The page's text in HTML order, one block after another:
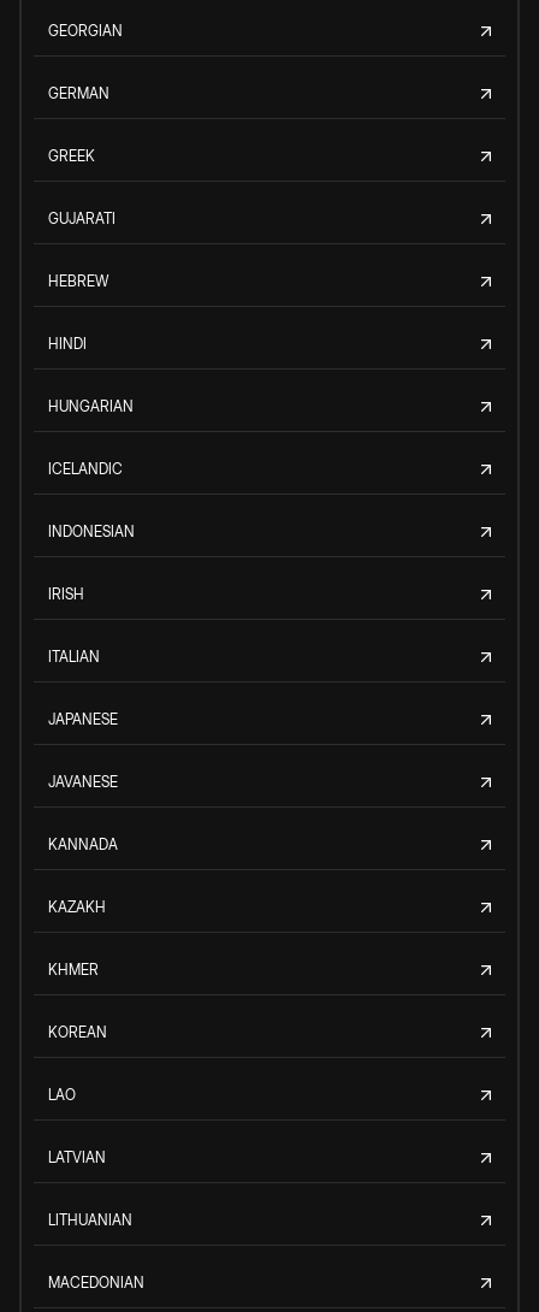
GEORGIAN
GERMAN
GREEK
GUJARATI
HEBREW
HINDI
HUNGARIAN
ICELANDIC
INDONESIAN
IRISH
ITALIAN
JAPANESE
JAVANESE
KANNADA
KAZAKH
KHMER
KOREAN
LAO
LATVIAN
LITHUANIAN
MACEDONIAN